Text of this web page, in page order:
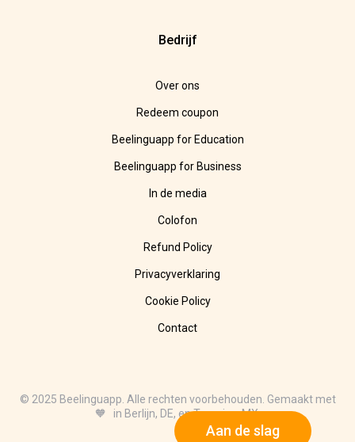
Aan de slag
Bedrijf
Over ons
Redeem coupon
Beelinguapp for Education
Beelinguapp for Business
In de media
Colofon
Refund Policy
Privacyverklaring
Cookie Policy
Contact
© 2025 Beelinguapp. Alle rechten voorbehouden. Gemaakt met
🧡 in Berlijn, DE, en Tampico, MX.